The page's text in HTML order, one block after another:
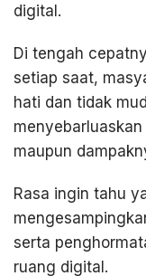
digital.
Di tengah
setiap saat,
hati dan tidak
maupun
Rasa ingin tahu
serta
ruang digital.